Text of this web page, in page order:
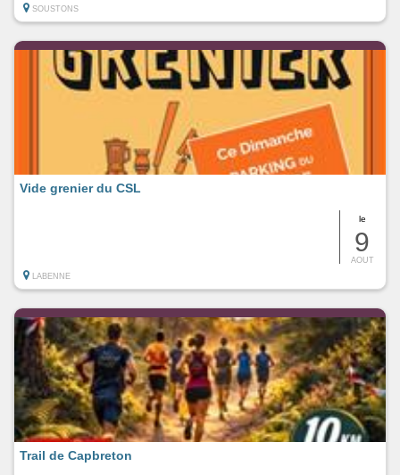
SOUSTONS
le
9
AOUT
Vide grenier du CSL
LABENNE
Trail de Capbreton